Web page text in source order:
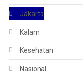
Jakarta
Kalam
Kesehatan
Nasional